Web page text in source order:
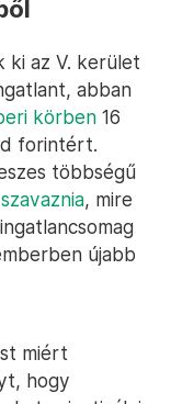
ki az V. kerület
abban
körben 16
forintért.
többségű
, mire
újabb
miért
hogy